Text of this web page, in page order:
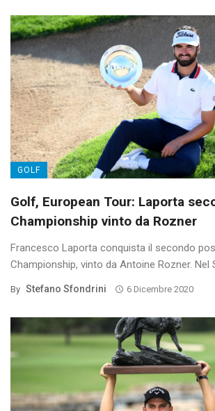
GOLF
Golf, European Tour: Laporta
Championship vinto da Rozner
Francesco Laporta conquista il secondo
Championship, vinto da Antoine Rozner. Nel
By Stefano Sfondrini 6 Dicembre 2020